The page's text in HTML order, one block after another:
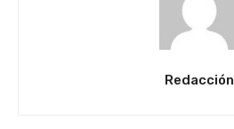
Redacción